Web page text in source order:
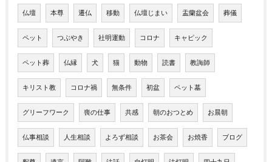
仏壇 本尊 遷仏 移動 仏壇じまい 盂蘭盆会 葬儀
ペット つぶやき 社明運動 コロナ キャピック
ペット葬 仏縁 犬 猫 動物 読書 教誨師
キリスト教 コロナ禍 無条件 初盆 ペット墓
グリーフワーク 喪の仕事 共感 朝のおつとめ お晨朝
仏事相談 人生相談 よろず相談 お茶会 お焼香 ブログ